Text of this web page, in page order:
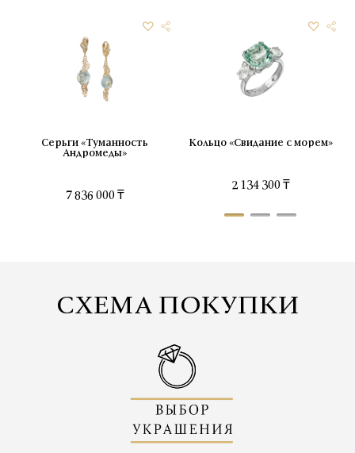
Серьги «Туманность
Андромеды»
7 836 000 ₸
Кольцо «Свидание с морем»
2 134 300 ₸
СХЕМА ПОКУПКИ